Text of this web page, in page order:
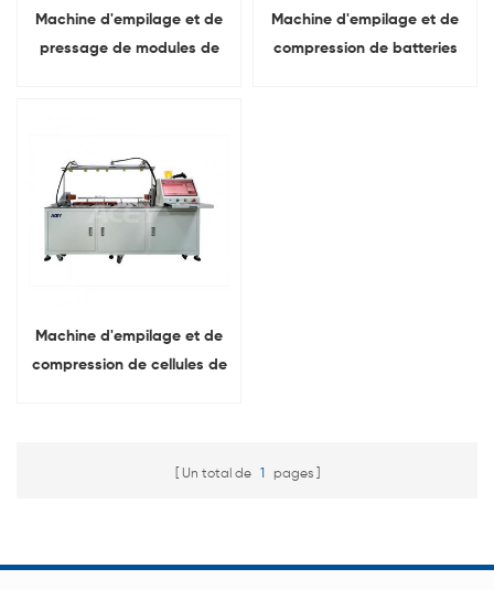
Machine d'empilage et de
pressage de modules de
Machine d'empilage et de
compression de batteries
Machine d'empilage et de
compression de cellules de
Un total de 1 pages